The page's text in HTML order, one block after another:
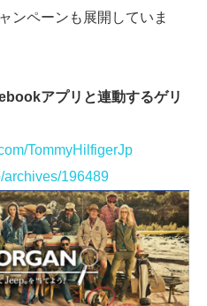
ンペーンも展開していま
アプリと連動するゲリ
TommyHilfigerJp
archives/196489